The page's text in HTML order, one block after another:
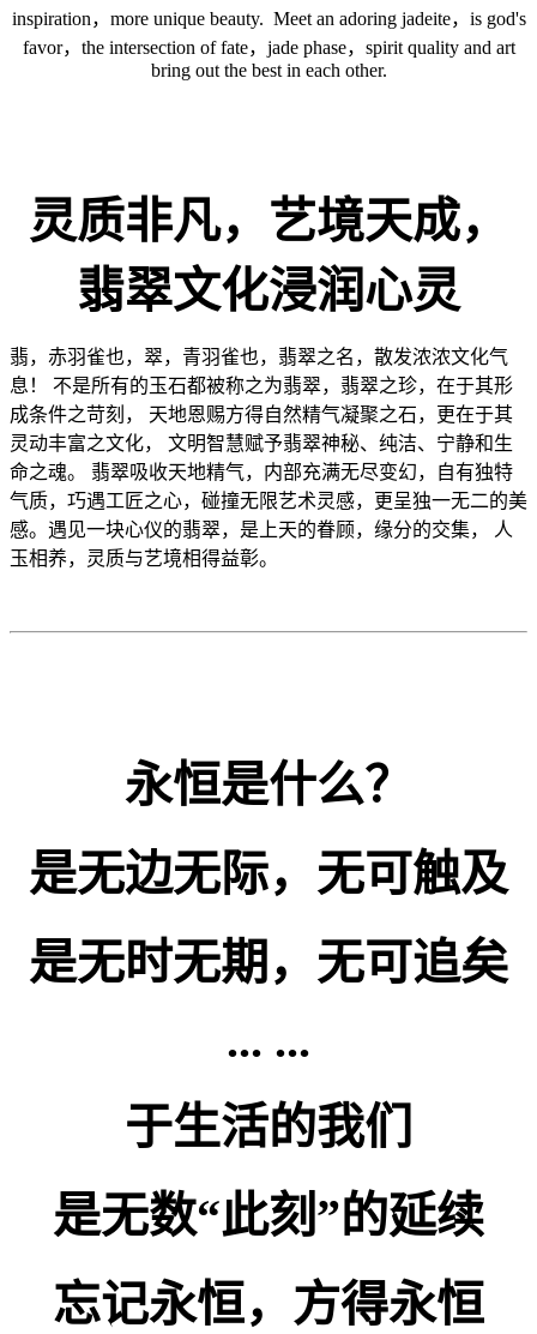
inspiration，more unique beauty. Meet an adoring jadeite，is god's
favor，the intersection of fate，jade phase，spirit quality and art
bring out the best in each other.
灵质非凡，艺境天成，
翡翠文化浸润心灵
翡，赤羽雀也，翠，青羽雀也，翡翠之名，散发浓浓文化气
息！ 不是所有的玉石都被称之为翡翠，翡翠之珍，在于其形
成条件之苛刻， 天地恩赐方得自然精气凝聚之石，更在于其
灵动丰富之文化， 文明智慧赋予翡翠神秘、纯洁、宁静和生
命之魂。 翡翠吸收天地精气，内部充满无尽变幻，自有独特
气质，巧遇工匠之心，碰撞无限艺术灵感，更呈独一无二的美
感。遇见一块心仪的翡翠，是上天的眷顾，缘分的交集， 人
玉相养，灵质与艺境相得益彰。
永恒是什么？
是无边无际，无可触及
是无时无期，无可追矣
... ...
于生活的我们
是无数“此刻”的延续
忘记永恒，方得永恒